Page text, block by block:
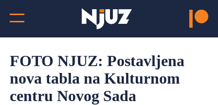
FOTO NJUZ: Postavljena
nova tabla na Kulturnom
centru Novog Sada